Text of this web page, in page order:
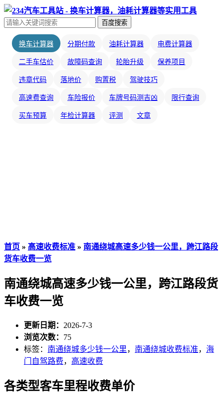
百度搜索
换车计算器 分期付款 油耗计算器 电费计算器
二手车估价 故障码查询 轮胎升级 保养项目
违章代码 落地价 购置税 驾驶技巧
高速费查询 车险报价 车牌号码测吉凶 限行查询
买车预算 年检计算器 评测 文章
首页 » 高速收费标准 » 南通绕城高速多少钱一公里，跨江路段
货车收费一览
南通绕城高速多少钱一公里，跨江路段货
车收费一览
更新日期： 2026-7-3
浏览次数： 75
标签： 南通绕城多少钱一公里， 南通绕城收费标准， 海
门自驾路费， 高速收费
各类型客车里程收费单价